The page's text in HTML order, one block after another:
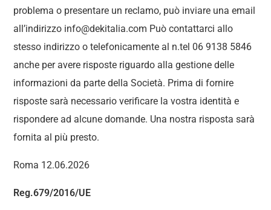
problema o presentare un reclamo, può inviare una email
all’indirizzo info@dekitalia.com Può contattarci allo
stesso indirizzo o telefonicamente al n.tel 06 9138 5846
anche per avere risposte riguardo alla gestione delle
informazioni da parte della Società. Prima di fornire
risposte sarà necessario verificare la vostra identità e
rispondere ad alcune domande. Una nostra risposta sarà
fornita al più presto.
Roma 12.06.2026
Reg.679/2016/UE